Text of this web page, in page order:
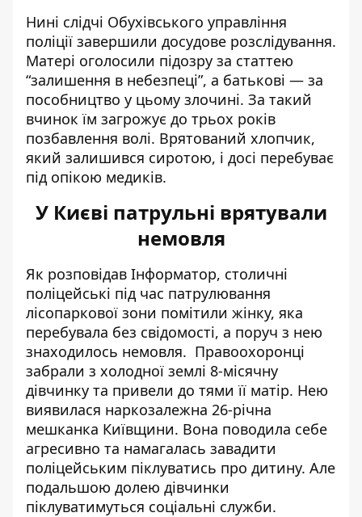
Нині слідчі Обухівського управління
поліції завершили досудове розслідування.
Матері оголосили підозру за статтею
“залишення в небезпеці”, а батькові — за
пособництво у цьому злочині. За такий
вчинок їм загрожує до трьох років
позбавлення волі. Врятований хлопчик,
який залишився сиротою, і досі перебуває
під опікою медиків.
У Києві патрульні врятували
немовля
Як розповідав Інформатор, столичні
поліцейські під час патрулювання
лісопаркової зони помітили жінку, яка
перебувала без свідомості, а поруч з нею
знаходилось немовля. Правоохоронці
забрали з холодної землі 8-місячну
дівчинку та привели до тями її матір. Нею
виявилася наркозалежна 26-річна
мешканка Київщини. Вона поводила себе
агресивно та намагалась завадити
поліцейським піклуватись про дитину. Але
подальшою долею дівчинки
піклуватимуться соціальні служби.